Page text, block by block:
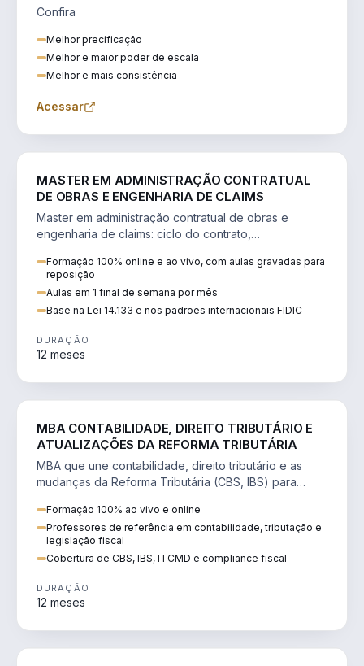
Confira
Melhor precificação
Melhor e maior poder de escala
Melhor e mais consistência
Acessar
MASTER EM ADMINISTRAÇÃO CONTRATUAL
DE OBRAS E ENGENHARIA DE CLAIMS
Master em administração contratual de obras e
engenharia de claims: ciclo do contrato,
Formação 100% online e ao vivo, com aulas gravadas para
reposição
Aulas em 1 final de semana por mês
Base na Lei 14.133 e nos padrões internacionais FIDIC
DURAÇÃO
12 meses
MBA CONTABILIDADE, DIREITO TRIBUTÁRIO E
ATUALIZAÇÕES DA REFORMA TRIBUTÁRIA
MBA que une contabilidade, direito tributário e as
mudanças da Reforma Tributária (CBS, IBS) para
Formação 100% ao vivo e online
Professores de referência em contabilidade, tributação e
legislação fiscal
Cobertura de CBS, IBS, ITCMD e compliance fiscal
DURAÇÃO
12 meses